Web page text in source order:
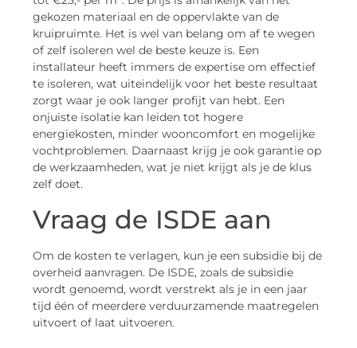
gekozen materiaal en de oppervlakte van de
kruipruimte. Het is wel van belang om af te wegen
of zelf isoleren wel de beste keuze is. Een
installateur heeft immers de expertise om effectief
te isoleren, wat uiteindelijk voor het beste resultaat
zorgt waar je ook langer profijt van hebt. Een
onjuiste isolatie kan leiden tot hogere
energiekosten, minder wooncomfort en mogelijke
vochtproblemen. Daarnaast krijg je ook garantie op
de werkzaamheden, wat je niet krijgt als je de klus
zelf doet.
Vraag de ISDE aan
Om de kosten te verlagen, kun je een subsidie bij de
overheid aanvragen. De ISDE, zoals de subsidie
wordt genoemd, wordt verstrekt als je in een jaar
tijd één of meerdere verduurzamende maatregelen
uitvoert of laat uitvoeren.